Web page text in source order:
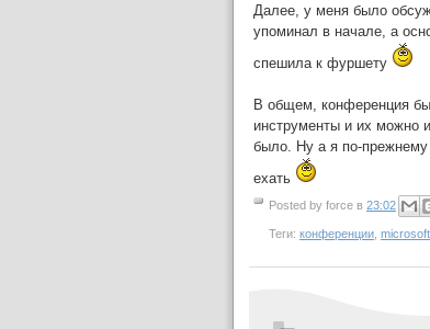
Далее, у меня было
упоминал в начале, а
спешила к фуршету
В общем, конференция
инструменты и их можно
было. Ну а я по-
ехать
Posted by force в 23:02
Теги: конференции microsoft